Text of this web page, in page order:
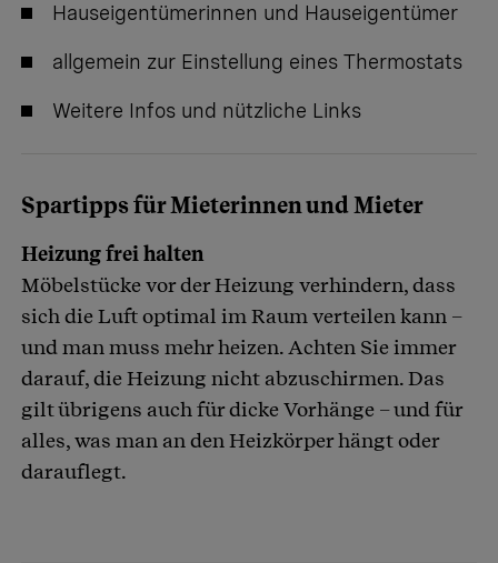
Hauseigentümerinnen und Hauseigentümer
allgemein zur Einstellung eines Thermostats
Weitere Infos und nützliche Links
Spartipps für Mieterinnen und Mieter
Heizung frei halten
Möbelstücke vor der Heizung verhindern, dass
sich die Luft optimal im Raum verteilen kann –
und man muss mehr heizen. Achten Sie immer
darauf, die Heizung nicht abzuschirmen. Das
gilt übrigens auch für dicke Vorhänge – und für
alles, was man an den Heizkörper hängt oder
darauflegt.